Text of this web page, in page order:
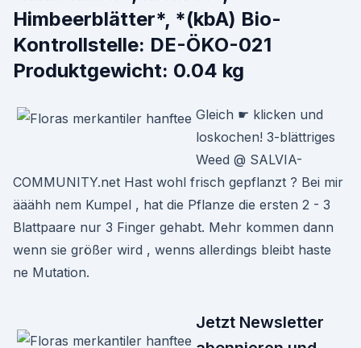
Himbeerblätter*, *(kbA) Bio-
Kontrollstelle: DE-ÖKO-021
Produktgewicht: 0.04 kg
Gleich ☛ klicken und
loskochen! 3-blättriges
Weed @ SALVIA-
COMMUNITY.net Hast wohl frisch gepflanzt ? Bei mir
ääähh nem Kumpel , hat die Pflanze die ersten 2 - 3
Blattpaare nur 3 Finger gehabt. Mehr kommen dann
wenn sie größer wird , wenns allerdings bleibt haste
ne Mutation.
Jetzt Newsletter